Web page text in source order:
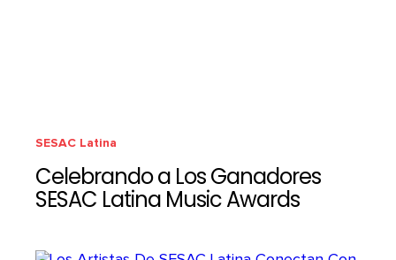
SESAC Latina
Celebrando a Los Ganadores
SESAC Latina Music Awards